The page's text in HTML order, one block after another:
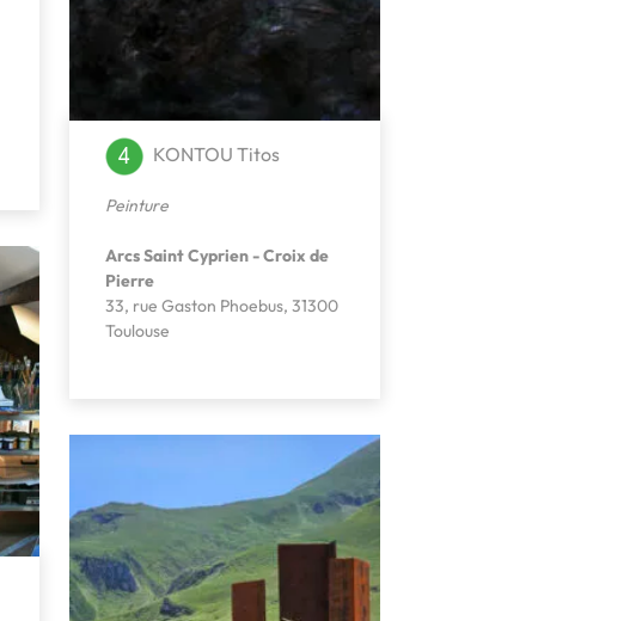
KONTOU Titos
Peinture
Arcs Saint Cyprien - Croix de
Pierre
33, rue Gaston Phoebus, 31300
Toulouse